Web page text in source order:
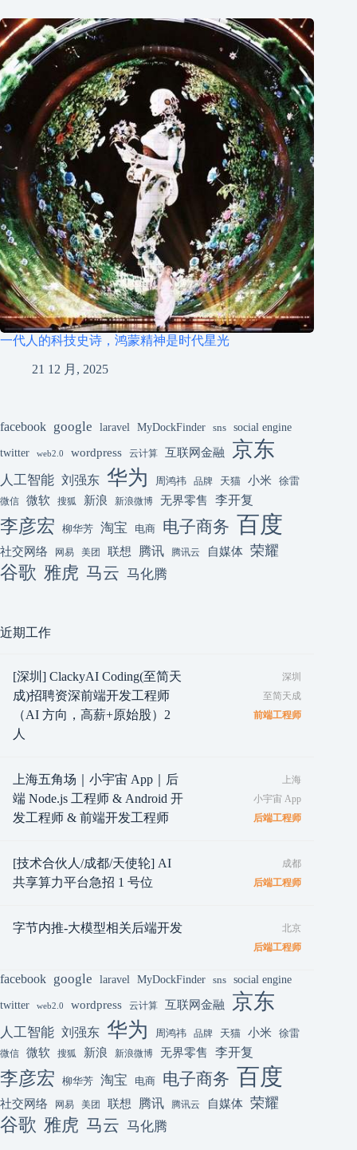
一代人的科技史诗，鸿蒙精神是时代星光
21 12 月, 2025
facebook google laravel MyDockFinder sns social engine
twitter web2.0 wordpress 云计算 互联网金融 京东
人工智能 刘强东 华为 周鸿祎 品牌 天猫 小米 徐雷
微信 微软 搜狐 新浪 新浪微博 无界零售 李开复
李彦宏 柳华芳 淘宝 电商 电子商务 百度
社交网络 网易 美团 联想 腾讯 腾讯云 自媒体 荣耀
谷歌 雅虎 马云 马化腾
近期工作
[深圳] ClackyAI Coding(至简天
成)招聘资深前端开发工程师
（AI 方向，高薪+原始股）2
人
深圳
至简天成
前端工程师
上海五角场｜小宇宙 App｜后
端 Node.js 工程师 & Android 开
发工程师 & 前端开发工程师
上海
小宇宙 App
后端工程师
[技术合伙人/成都/天使轮] AI
共享算力平台急招 1 号位
成都
后端工程师
字节内推-大模型相关后端开发
北京
后端工程师
facebook google laravel MyDockFinder sns social engine
twitter web2.0 wordpress 云计算 互联网金融 京东
人工智能 刘强东 华为 周鸿祎 品牌 天猫 小米 徐雷
微信 微软 搜狐 新浪 新浪微博 无界零售 李开复
李彦宏 柳华芳 淘宝 电商 电子商务 百度
社交网络 网易 美团 联想 腾讯 腾讯云 自媒体 荣耀
谷歌 雅虎 马云 马化腾